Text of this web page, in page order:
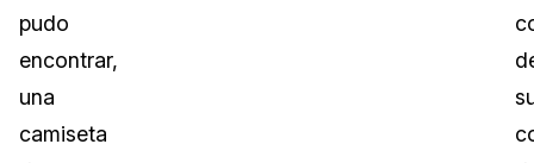
pudo
encontrar,
una
camiseta